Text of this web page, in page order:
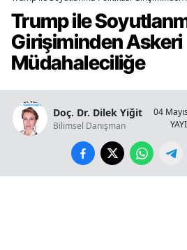
Trump ile
Girişiminden Askeri
Müdahaleciliğe
Doç. Dr. Dilek Yiğit
Bilimsel Danışman
04